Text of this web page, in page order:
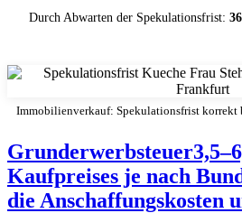
Durch Abwarten der Spekulationsfrist:
Immobilienverkauf: Spekulationsfrist korrekt
Grunderwerbsteuer
Kaufpreises je nach
die Anschaffungskosten